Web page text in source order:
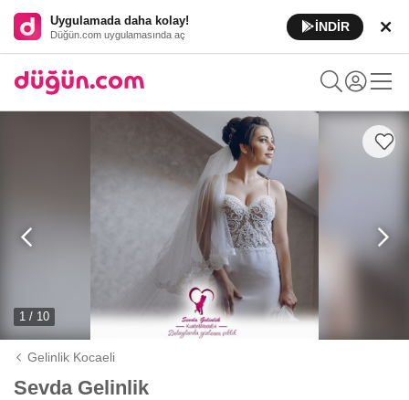
Uygulamada daha kolay!
Düğün.com uygulamasında aç
İNDİR
1 / 10
Gelinlik Kocaeli
Sevda Gelinlik